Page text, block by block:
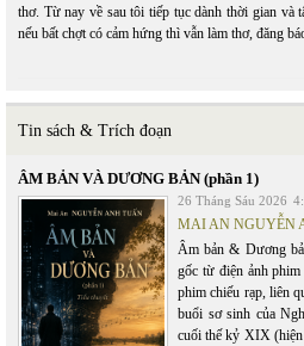
thơ. Từ nay về sau tôi tiếp tục dành thời gian và
nếu bất chợt có cảm hứng thì vẫn làm thơ, đăng
Tin sách & Trích đoạn
ÂM BẢN VÀ DƯƠNG BẢN (phần 1)
26 Tháng Sáu 2026
MAI AN NGUYỄN
Âm bản & Dương
gốc từ điện ảnh
phim chiếu rạp, liên
buổi sơ sinh của
cuối thế kỷ XIX (hiện